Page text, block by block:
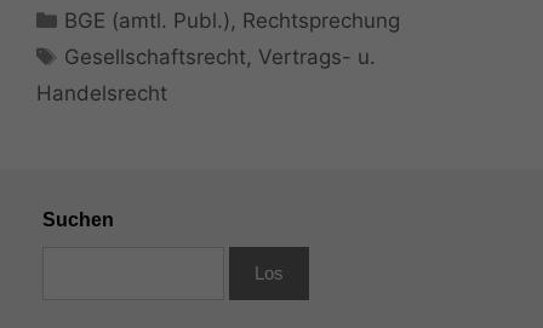
Kategorien
BGE (amtl. Publ.) , Rechtsprechung
Schlagwörter
Gesellschaftsrecht, Vertrags- u.
Handelsrecht
Suchen
Notwendige
Cookies
Diese